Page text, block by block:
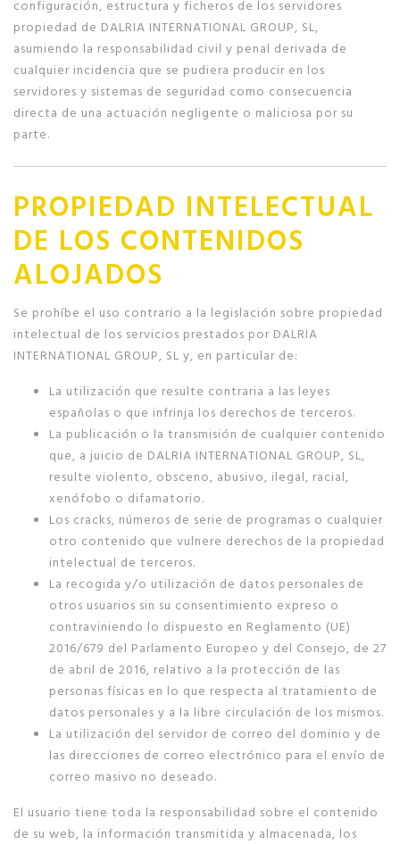
configuración, estructura y ficheros de los servidores
propiedad de DALRIA INTERNATIONAL GROUP, SL,
asumiendo la responsabilidad civil y penal derivada de
cualquier incidencia que se pudiera producir en los
servidores y sistemas de seguridad como consecuencia
directa de una actuación negligente o maliciosa por su
parte.
PROPIEDAD INTELECTUAL
DE LOS CONTENIDOS
ALOJADOS
Se prohíbe el uso contrario a la legislación sobre propiedad
intelectual de los servicios prestados por DALRIA
INTERNATIONAL GROUP, SL y, en particular de:
La utilización que resulte contraria a las leyes
españolas o que infrinja los derechos de terceros.
La publicación o la transmisión de cualquier contenido
que, a juicio de DALRIA INTERNATIONAL GROUP, SL,
resulte violento, obsceno, abusivo, ilegal, racial,
xenófobo o difamatorio.
Los cracks, números de serie de programas o cualquier
otro contenido que vulnere derechos de la propiedad
intelectual de terceros.
La recogida y/o utilización de datos personales de
otros usuarios sin su consentimiento expreso o
contraviniendo lo dispuesto en Reglamento (UE)
2016/679 del Parlamento Europeo y del Consejo, de 27
de abril de 2016, relativo a la protección de las
personas físicas en lo que respecta al tratamiento de
datos personales y a la libre circulación de los mismos.
La utilización del servidor de correo del dominio y de
las direcciones de correo electrónico para el envío de
correo masivo no deseado.
El usuario tiene toda la responsabilidad sobre el contenido
de su web, la información transmitida y almacenada, los